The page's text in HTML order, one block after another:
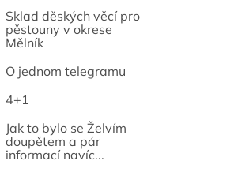
Sklad děských věcí pro
pěstouny v okrese
Mělník
O jednom telegramu
4+1
Jak to bylo se Želvím
doupětem a pár
informací navíc...